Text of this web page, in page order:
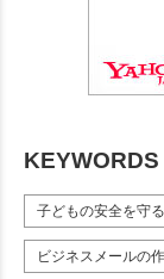
KEYWORDS
子どもの安全を守る
ビジネスメールの